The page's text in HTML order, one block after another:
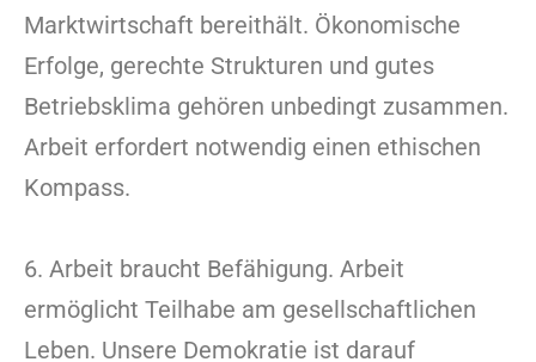
Marktwirtschaft bereithält. Ökonomische
Erfolge, gerechte Strukturen und gutes
Betriebsklima gehören unbedingt zusammen.
Arbeit erfordert notwendig einen ethischen
Kompass.
6. Arbeit braucht Befähigung. Arbeit
ermöglicht Teilhabe am gesellschaftlichen
Leben. Unsere Demokratie ist darauf